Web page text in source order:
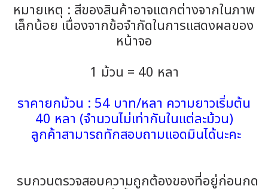
หมายเหตุ : สีของสินค้าอาจแตกต่างจากในภาพ
เล็กน้อย เนื่องจากข้อจำกัดในการแสดงผลของ
หน้าจอ
1 ม้วน = 40 หลา
ราคายกม้วน : 54 บาท/หลา ความยาวเริ่มต้น
40 หลา (จำนวนไม่เท่ากันในแต่ละม้วน)
ลูกค้าสามารถทักสอบถามแอดมินได้นะคะ
รบกวนตรวจสอบความถูกต้องของที่อยู่ก่อนกด